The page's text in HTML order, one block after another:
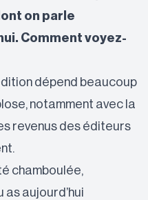
on parle
Comment voyez-
dépend beaucoup
notamment avec la
revenus des éditeurs
chamboulée,
as aujourd’hui